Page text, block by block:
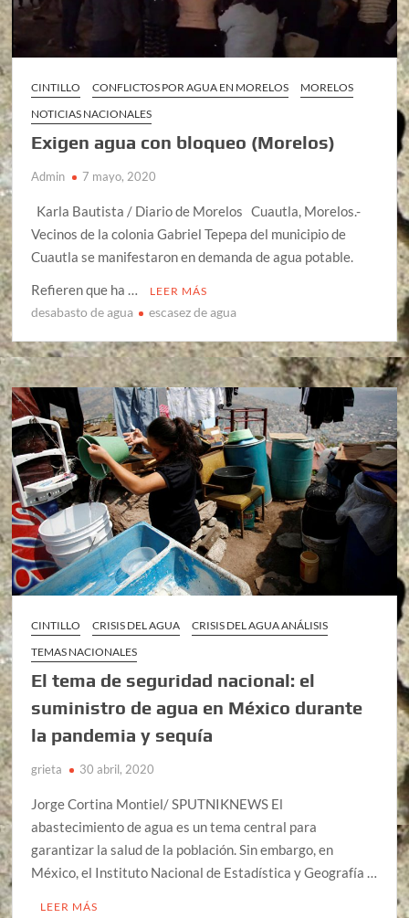
CINTILLO CONFLICTOS POR AGUA EN MORELOS
MORELOS
NOTICIAS NACIONALES
Exigen agua con bloqueo (Morelos)
Admin 7 mayo, 2020
Karla Bautista / Diario de Morelos Cuautla, Morelos.-
Vecinos de la colonia Gabriel Tepepa del municipio de
Cuautla se manifestaron en demanda de agua potable.
Refieren que ha …
LEER MÁS
desabasto de agua escasez de agua
CINTILLO CRISIS DEL AGUA
CRISIS DEL AGUA ANÁLISIS
TEMAS NACIONALES
El tema de seguridad nacional: el
suministro de agua en México durante
la pandemia y sequía
grieta 30 abril, 2020
Jorge Cortina Montiel/ SPUTNIKNEWS El
abastecimiento de agua es un tema central para
garantizar la salud de la población. Sin embargo, en
México, el Instituto Nacional de Estadística y Geografía …
LEER MÁS